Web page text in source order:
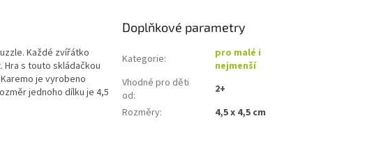
Každé zvířátko
s touto skládačkou
je vyrobeno
jednoho dílku je 4,5
Doplňkové parametry
Kategorie:
pro malé i
nejmenší
Vhodné pro děti
od:
2+
Rozměry: 4,5 x 4,5 cm